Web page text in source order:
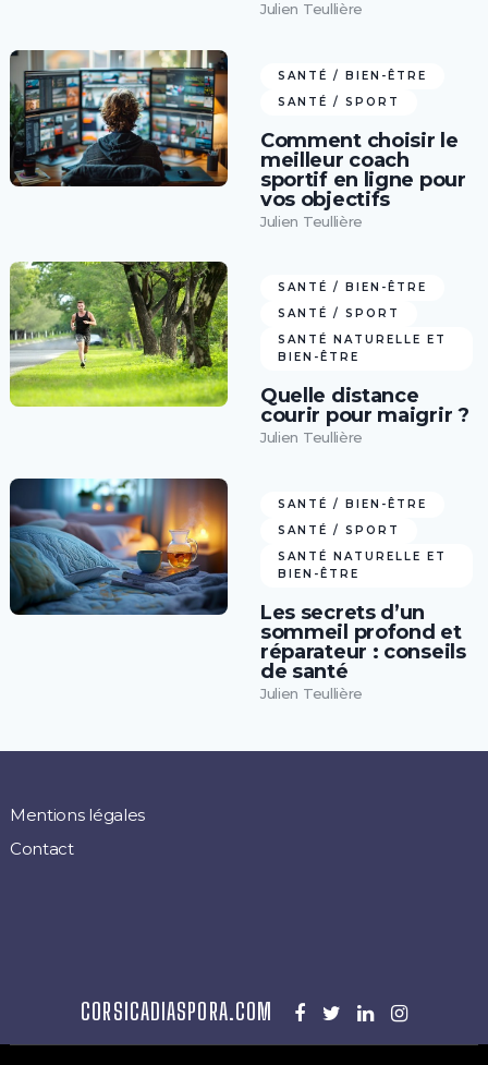
Julien Teullière
SANTÉ / BIEN-ÊTRE
SANTÉ / SPORT
Comment choisir le
meilleur coach
sportif en ligne pour
vos objectifs
Julien Teullière
SANTÉ / BIEN-ÊTRE
SANTÉ / SPORT
SANTÉ NATURELLE ET
BIEN-ÊTRE
Quelle distance
courir pour maigrir ?
Julien Teullière
SANTÉ / BIEN-ÊTRE
SANTÉ / SPORT
SANTÉ NATURELLE ET
BIEN-ÊTRE
Les secrets d’un
sommeil profond et
réparateur : conseils
de santé
Julien Teullière
Mentions légales
Contact
CORSICADIASPORA.COM